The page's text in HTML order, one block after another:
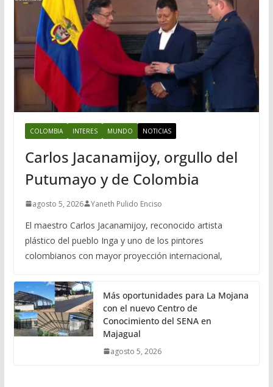
COLOMBIA INTERES MUNDO NOTICIAS
Carlos Jacanamijoy, orgullo del
Putumayo y de Colombia
agosto 5, 2026 Yaneth Pulido Enciso
El maestro Carlos Jacanamijoy, reconocido artista
plástico del pueblo Inga y uno de los pintores
colombianos con mayor proyección internacional,
Más oportunidades para La Mojana
con el nuevo Centro de
Conocimiento del SENA en
Majagual
agosto 5, 2026